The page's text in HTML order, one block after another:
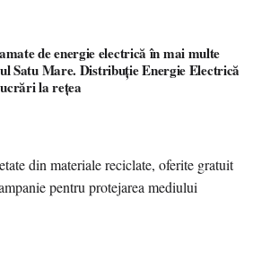
de energie electrică în mai multe
Satu Mare. Distribuție Energie Electrică
la rețea